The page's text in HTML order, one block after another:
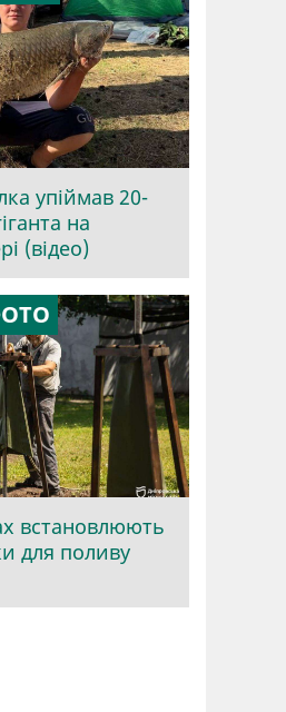
упіймав 20-
на
(відео)
встановлюють
для поливу